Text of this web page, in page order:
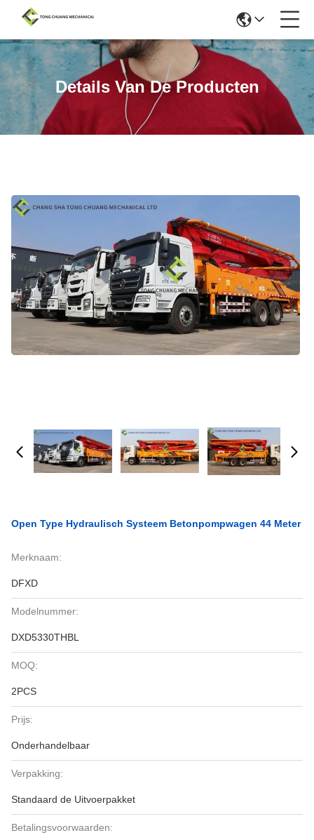
Details Van De Producten
Open Type Hydraulisch Systeem Betonpompwagen 44 Meter
Merknaam:
DFXD
Modelnummer:
DXD5330THBL
MOQ:
2PCS
Prijs:
Onderhandelbaar
Verpakking:
Standaard de Uitvoerpakket
Betalingsvoorwaarden: